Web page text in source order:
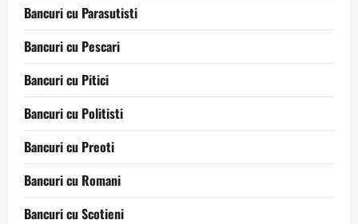
Bancuri cu Parasutisti
Bancuri cu Pescari
Bancuri cu Pitici
Bancuri cu Politisti
Bancuri cu Preoti
Bancuri cu Romani
Bancuri cu Scotieni